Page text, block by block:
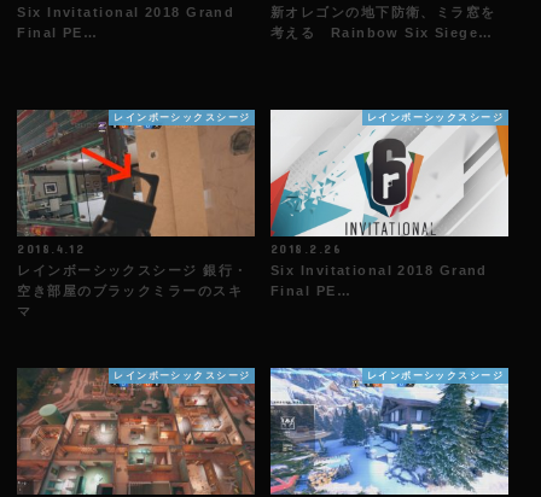
Six Invitational 2018 Grand
Final PE…
新オレゴンの地下防衛、ミラ窓を
考える Rainbow Six Siege…
レインボーシックスシージ
2018.4.12
レインボーシックスシージ 銀行・
空き部屋のブラックミラーのスキ
マ
レインボーシックスシージ
2018.2.26
Six Invitational 2018 Grand
Final PE…
レインボーシックスシージ レインボーシックスシージ